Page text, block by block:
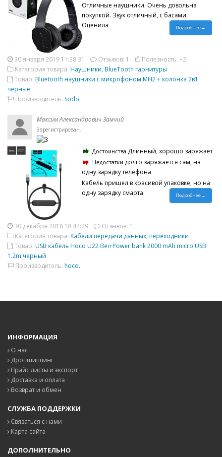
Отличные наушники. Очень довольна
покупкой. Звук отличный, с басами.
Оценила
Подробнее→
30 января 2019 11:38:31 Отзывов: 1
Полезность: +2
Категория товара: Наушники, BlueTooth гарнитуры
Товар: Bluetooth наушники с микрофоном MH2 + колонка 2в1
черные
Производитель: Sodo
Максим Александрович Замчий
Зарегистрирован.
Достоинства Длинный, хорошо заряжает
Недостатки долго заряжается сам, на
одну зарядку телефона
Кабель пришел в красивой упаковке, но на
одну зарядку смарта.
Подробнее→
30 декабря 2018 18:44:29
Отзывов: 1
Категория товара: Кабели передачи данных, переходники
Товар: USB кабель Hoco U22 Bei+Power bank 2000 mAh micro USB
1.2m черный
Производитель: hoco.
ИНФОРМАЦИЯ
О нас
Дропшиппинг
Прайс листы и экспорт
Доставка и оплата
Возврат и обмен
СЛУЖБА ПОДДЕРЖКИ
Связаться с нами
Карта сайта
ДОПОЛНИТЕЛЬНО